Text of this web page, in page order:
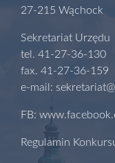
27-215 Wąchock
Sekretariat
tel. 41-27-36-
fax. 41-27-36-159
e-mail:
FB:
Regulamin